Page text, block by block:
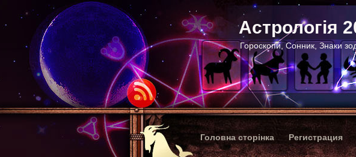
Астрологія
Гороскопи, Сонник, Знаки
Головна сторінка Регистрация